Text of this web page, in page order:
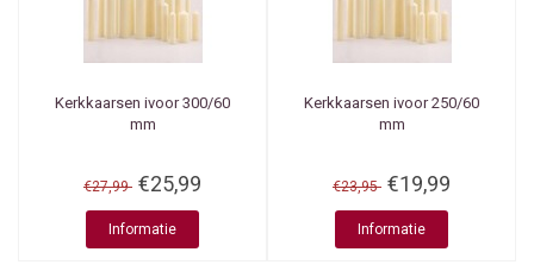
Kerkkaarsen ivoor 300/60
mm
€27,99 €25,99
Informatie
Kerkkaarsen ivoor 250/60
mm
€23,95 €19,99
Informatie